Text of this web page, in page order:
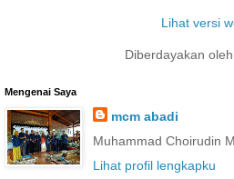
Lihat versi
Diberdayakan oleh
Mengenai Saya
mcm abadi
Muhammad Choirudin
Lihat profil lengkapku